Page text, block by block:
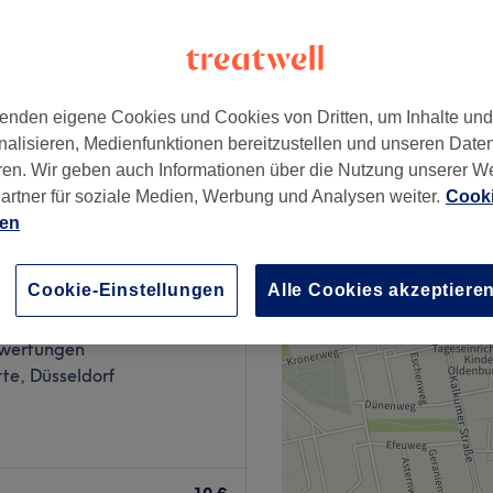
ab 225 €
Spare bis zu 14%
makes beauty hearts
range of cosmetic
Düsseldorf
Düsseldorf
eigene Cookies und Cookies von Dritten, um Inhalte
Medienfunktionen bereitzustellen und unseren
Wir geben auch Informationen über die Nutzung unserer
für soziale Medien, Werbung und Analysen weiter.
Cookie-Einstellungen Alle Cookies akzeptieren